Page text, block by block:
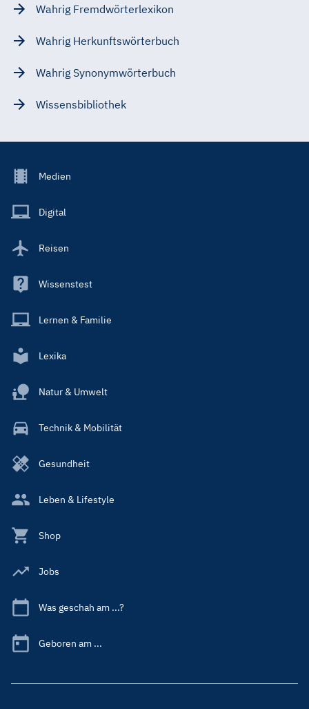
Wahrig Fremdwörterlexikon
Wahrig Herkunftswörterbuch
Wahrig Synonymwörterbuch
Wissensbibliothek
Footer
Main
Medien
Digital
Reisen
Wissenstest
Lernen & Familie
Lexika
Natur & Umwelt
Technik & Mobilität
Gesundheit
Leben & Lifestyle
Shop
Jobs
Was geschah am ...?
Geboren am ...